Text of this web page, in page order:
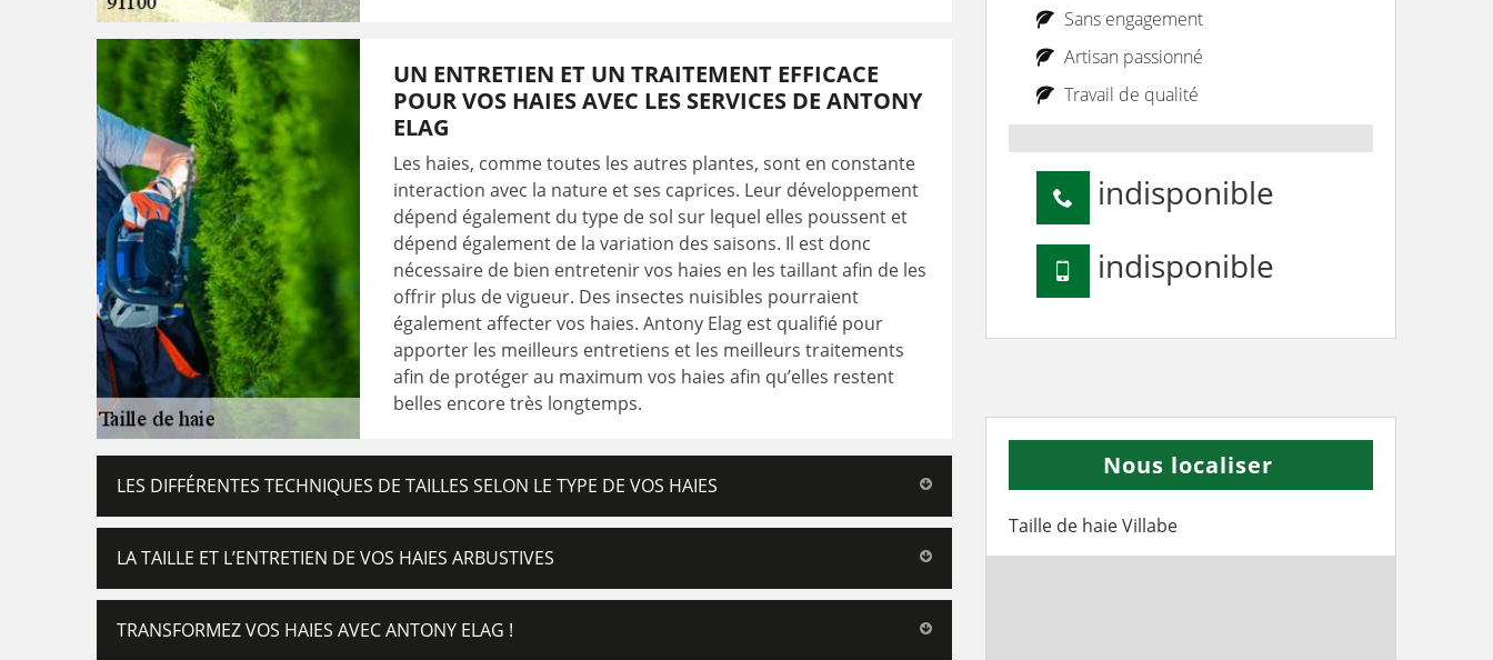
UN ENTRETIEN ET UN TRAITEMENT EFFICACE
POUR VOS HAIES AVEC LES SERVICES DE ANTONY
ELAG
Les haies, comme toutes les autres plantes, sont en constante
interaction avec la nature et ses caprices. Leur développement
dépend également du type de sol sur lequel elles poussent et
dépend également de la variation des saisons. Il est donc
nécessaire de bien entretenir vos haies en les taillant afin de les
offrir plus de vigueur. Des insectes nuisibles pourraient
également affecter vos haies. Antony Elag est qualifié pour
apporter les meilleurs entretiens et les meilleurs traitements
afin de protéger au maximum vos haies afin qu’elles restent
belles encore très longtemps.
LES DIFFÉRENTES TECHNIQUES DE TAILLES SELON LE TYPE DE VOS HAIES
LA TAILLE ET L’ENTRETIEN DE VOS HAIES ARBUSTIVES
TRANSFORMEZ VOS HAIES AVEC ANTONY ELAG !
Sans engagement
Artisan passionné
Travail de qualité
indisponible
indisponible
Nous localiser
Taille de haie Villabe